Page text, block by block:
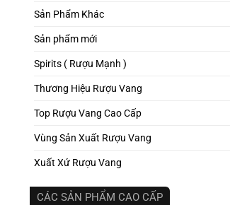
Sản Phẩm Khác
Sản phẩm mới
Spirits ( Rượu Mạnh )
Thương Hiệu Rượu Vang
Top Rượu Vang Cao Cấp
Vùng Sản Xuất Rượu Vang
Xuất Xứ Rượu Vang
CÁC SẢN PHẨM CAO CẤP